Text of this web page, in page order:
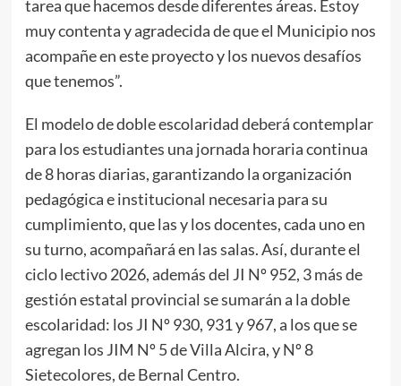
tarea que hacemos desde diferentes áreas. Estoy
muy contenta y agradecida de que el Municipio nos
acompañe en este proyecto y los nuevos desafíos
que tenemos”.
El modelo de doble escolaridad deberá contemplar
para los estudiantes una jornada horaria continua
de 8 horas diarias, garantizando la organización
pedagógica e institucional necesaria para su
cumplimiento, que las y los docentes, cada uno en
su turno, acompañará en las salas. Así, durante el
ciclo lectivo 2026, además del JI Nº 952, 3 más de
gestión estatal provincial se sumarán a la doble
escolaridad: los JI Nº 930, 931 y 967, a los que se
agregan los JIM Nº 5 de Villa Alcira, y Nº 8
Sietecolores, de Bernal Centro.